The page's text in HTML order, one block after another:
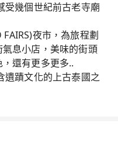
受幾個世紀前古老寺廟
FAIRS)夜市，為旅程劃
息小店，美味的街頭
還有更多更多..
遺蹟文化的上古泰國之